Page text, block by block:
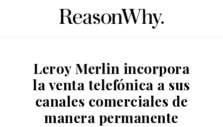
Leroy Merlin incorpora
la venta telefónica a sus
canales comerciales de
manera permanente